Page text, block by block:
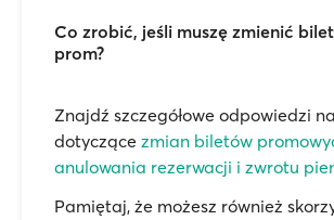
Co zrobić, jeśli muszę zmienić
prom?
Znajdź szczegółowe odpowiedzi
dotyczące zmian biletów
anulowania rezerwacji i zwrotu
Pamiętaj, że możesz również